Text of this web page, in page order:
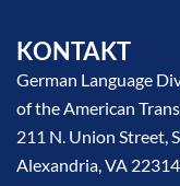
KONTAKT
German Language
of the American
211 N. Union Street,
Alexandria, VA 22314